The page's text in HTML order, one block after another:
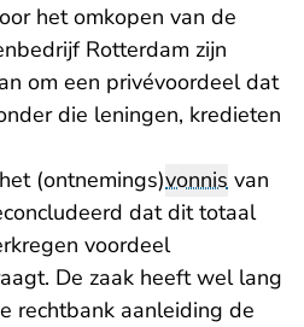
het omkopen van de
Rotterdam zijn
om een privévoordeel dat
die leningen, kredieten
(ontnemings)vonnis van
dat dit totaal
voordeel
De zaak heeft wel lang
rechtbank aanleiding de